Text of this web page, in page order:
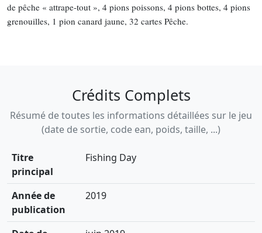
de pêche « attrape-tout », 4 pions poissons, 4 pions bottes, 4 pions
grenouilles, 1 pion canard jaune, 32 cartes Pêche.
Crédits Complets
Résumé de toutes les informations détaillées sur le jeu
(date de sortie, code ean, poids, taille, ...)
Titre
principal
Fishing Day
Année de
publication
2019